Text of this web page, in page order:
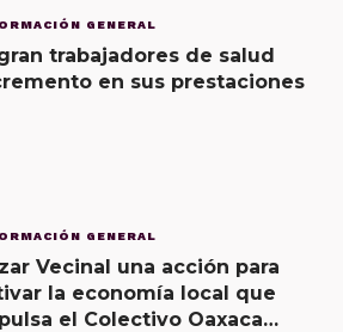
GENERAL
trabajadores de salud
en sus prestaciones
GENERAL
Vecinal una acción para
la economía local que
el Colectivo Oaxaca